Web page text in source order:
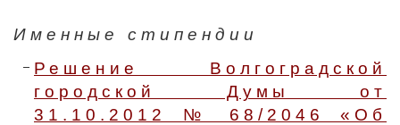
Именные стипендии
Решение Волгоградской
городской Думы от
31.10.2012 № 68/2046 «Об